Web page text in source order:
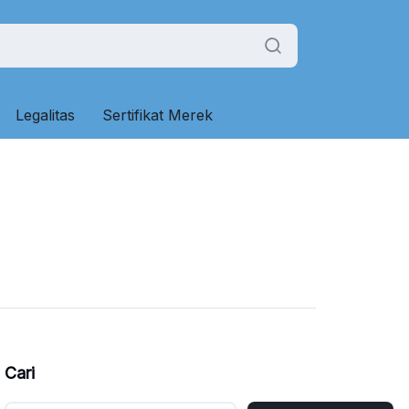
Legalitas Sertifikat Merek
Cari